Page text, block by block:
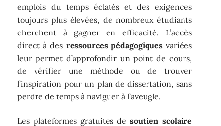
emplois du temps éclatés et des exigences
toujours plus élevées, de nombreux étudiants
cherchent à gagner en efficacité. L’accès
direct à des ressources pédagogiquesvariées
leur permet d’approfondir un point de cours,
de vérifier une méthode ou de trouver
l’inspiration pour un plan de dissertation, sans
perdre de temps à naviguer à l’aveugle.
Les plateformes gratuites desoutien scolaire